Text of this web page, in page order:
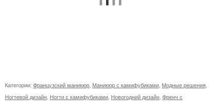
Категории: Французский маникюр Маникюр с камифубиками Модные решения
Ногтевой дизайн Ногти с камифубиками Новогодний дизайн Френч с